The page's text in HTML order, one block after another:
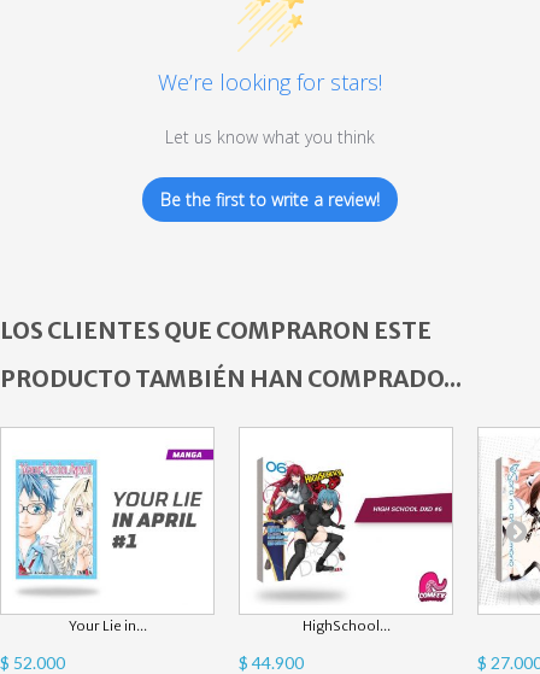
We’re looking for stars!
Let us know what you think
Be the first to write a review!
LOS CLIENTES QUE COMPRARON ESTE
PRODUCTO TAMBIÉN HAN COMPRADO...
Your Lie in...
$ 52.000
HighSchool...
$ 44.900 $